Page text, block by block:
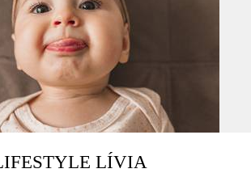
LÍVIA